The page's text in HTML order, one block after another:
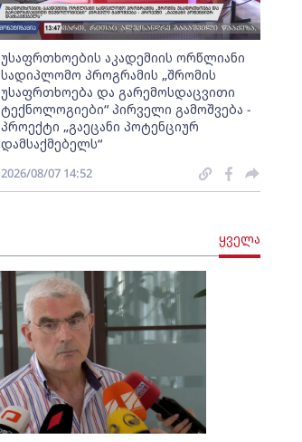
უსაფრთხოების აკადემიის ორწლიანი
სადიპლომო პროგრამის „შრომის
უსაფრთხოება და გარემოსდაცვითი
ტექნოლოგიები“ პირველი გამოშვება -
პროექტი „გაეცანი პოტენციურ
დამსაქმებელს“
2026/08/07 14:52
ყველა